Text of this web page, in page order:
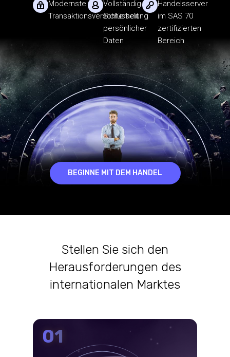
Modernste
Transaktionsverschlüsselung
Vollständige
Sicherheit
persönlicher
Daten
Handelsserver
im SAS 70
zertifizierten
Bereich
BEGINNE MIT DEM HANDEL
Stellen Sie sich den
Herausforderungen des
internationalen Marktes
01